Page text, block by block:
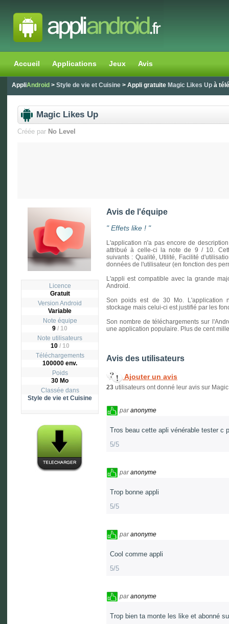
Accueil Applications Jeux Avis
AppliAndroid > Style de vie et Cuisine > Appli gratuite Magic Likes Up à
Magic Likes Up
Créée par No Level
Licence
Gratuit
Version Android
Variable
Note équipe
9 / 10
Note utilisateurs
10 / 10
Téléchargements
100000 env.
Poids
30 Mo
Classée dans
Style de vie et Cuisine
Avis de l'équipe
"Effets like ! "
L'application n'a pas encore de
attribué à celle-ci la note de 9 / 10.
suivants : Qualité, Utilité, Facilité
données de l'utilisateur (en fonction des
L'appli est compatible avec la grande
Android.
Son poids est de 30 Mo. L'application
stockage mais celui-ci est justifié par les
Son nombre de téléchargements sur
une application populaire. Plus de cent
Avis des utilisateurs
Ajouter un avis
23 utilisateurs ont donné leur avis sur
paranonyme
Tros beau cette apli vénérable tester c
5/5
paranonyme
Trop bonne appli
5/5
paranonyme
Cool comme appli
5/5
paranonyme
Trop bien ta monte les like et abonné